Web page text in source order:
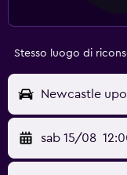
Stesso luogo di
Newcastle
sab 15/08